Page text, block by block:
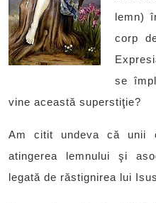
lemn)
corp
se
vine această superstiţie?
Am citit undeva că unii
atingerea lemnului şi
legată de răstignirea lui